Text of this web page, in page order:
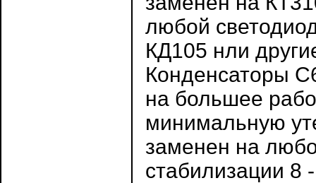
любой
КД105 нли
Конденсаторы
на большее
минимальную
заменен на
стабилизации 8